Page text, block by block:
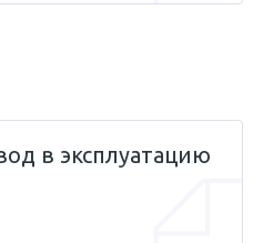
в эксплуатацию